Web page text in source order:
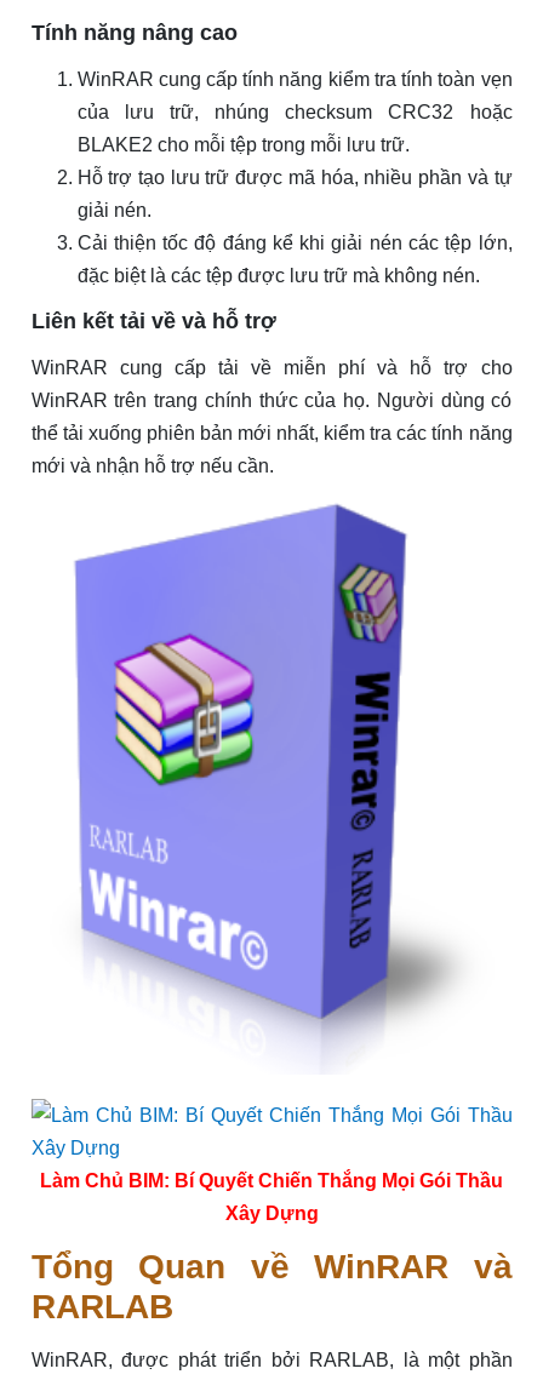
Tính năng nâng cao
WinRAR cung cấp tính năng kiểm tra tính toàn vẹn
của lưu trữ, nhúng checksum CRC32 hoặc
BLAKE2 cho mỗi tệp trong mỗi lưu trữ.
Hỗ trợ tạo lưu trữ được mã hóa, nhiều phần và tự
giải nén.
Cải thiện tốc độ đáng kể khi giải nén các tệp lớn,
đặc biệt là các tệp được lưu trữ mà không nén.
Liên kết tải về và hỗ trợ
WinRAR cung cấp tải về miễn phí và hỗ trợ cho
WinRAR trên trang chính thức của họ. Người dùng có
thể tải xuống phiên bản mới nhất, kiểm tra các tính năng
mới và nhận hỗ trợ nếu cần.
Làm Chủ BIM: Bí Quyết Chiến Thắng Mọi Gói Thầu
Xây Dựng
Tổng Quan về WinRAR và
RARLAB
WinRAR, được phát triển bởi RARLAB, là một phần